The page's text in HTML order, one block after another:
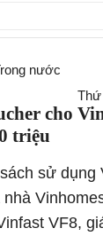
nước
Thứ
cho
triệu
sử dụng
VF8,